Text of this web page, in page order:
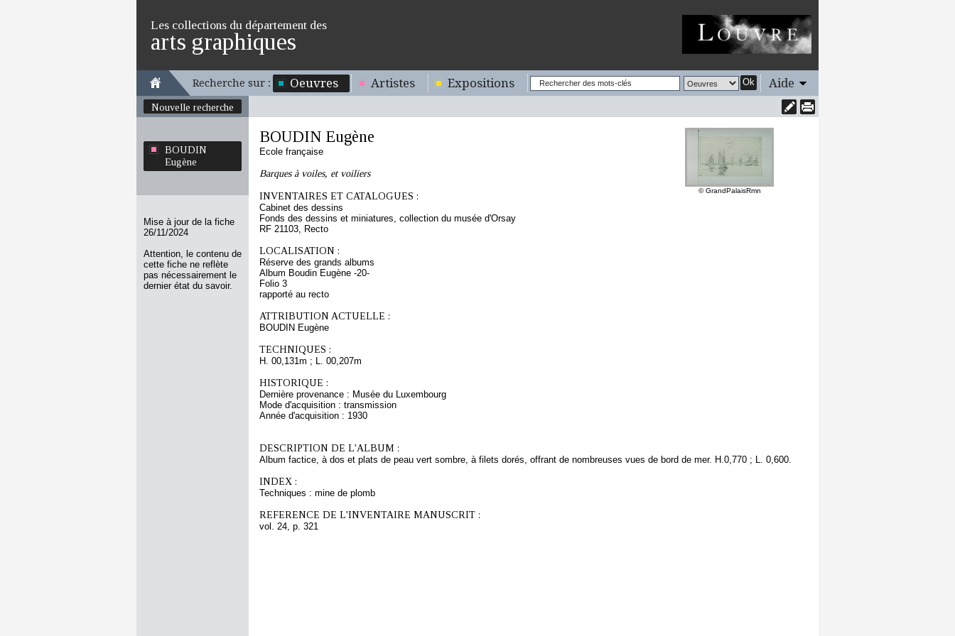
Les collections du département des
arts graphiques
Recherche sur : Oeuvres Artistes Expositions Ok Aide
Nouvelle recherche
BOUDIN
Eugène
Mise à jour de la fiche
26/11/2024
Attention, le contenu de
cette fiche ne reflète
pas nécessairement le
dernier état du savoir.
© GrandPalaisRmn
BOUDIN Eugène
Ecole française
Barques à voiles, et voiliers
INVENTAIRES ET CATALOGUES :
Cabinet des dessins
Fonds des dessins et miniatures, collection du musée d'Orsay
RF 21103, Recto
LOCALISATION :
Réserve des grands albums
Album Boudin Eugène -20-
Folio 3
rapporté au recto
ATTRIBUTION ACTUELLE :
BOUDIN Eugène
TECHNIQUES :
H. 00,131m ; L. 00,207m
HISTORIQUE :
Dernière provenance : Musée du Luxembourg
Mode d'acquisition : transmission
Année d'acquisition : 1930
DESCRIPTION DE L'ALBUM :
Album factice, à dos et plats de peau vert sombre, à filets dorés, offrant de nombreuses vues de bord de mer. H.0,770 ; L. 0,600.
INDEX :
Techniques : mine de plomb
REFERENCE DE L'INVENTAIRE MANUSCRIT :
vol. 24, p. 321